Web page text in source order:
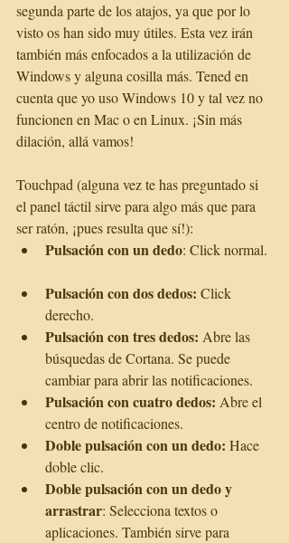
segunda parte de los atajos, ya que por lo
visto os han sido muy útiles. Esta vez irán
también más enfocados a la utilización de
Windows y alguna cosilla más. Tened en
cuenta que yo uso Windows 10 y tal vez no
funcionen en Mac o en Linux. ¡Sin más
dilación, allá vamos!
Touchpad (alguna vez te has preguntado si
el panel táctil sirve para algo más que para
ser ratón, ¡pues resulta que sí!):
Pulsación con un dedo: Click normal.
Pulsación con dos dedos: Click
derecho.
Pulsación con tres dedos: Abre las
búsquedas de Cortana. Se puede
cambiar para abrir las notificaciones.
Pulsación con cuatro dedos: Abre el
centro de notificaciones.
Doble pulsación con un dedo: Hace
doble clic.
Doble pulsación con un dedo y
arrastrar: Selecciona textos o
aplicaciones. También sirve para